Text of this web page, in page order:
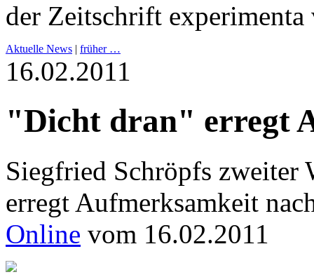
der Zeitschrift
Aktuelle News | früher …
16.02.2011
"Dicht dran" erregt
Siegfried Schröpfs
erregt Aufmerksamkeit
Online vom 16.02.2011